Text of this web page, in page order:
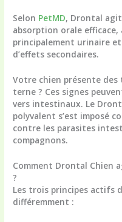
Selon PetMD, Drontal
absorption orale
principalement urinaire
d’effets secondaires.
Votre chien présente
terne ? Ces signes
vers intestinaux. Le
polyvalent s’est imposé
contre les parasites
compagnons.
Comment Drontal Chien
?
Les trois principes actifs
différemment :